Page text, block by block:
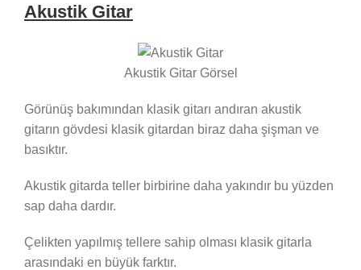
Akustik Gitar
Akustik Gitar Görsel
Görünüş bakımından klasik gitarı andıran akustik
gitarın gövdesi klasik gitardan biraz daha şişman ve
basıktır.
Akustik gitarda teller birbirine daha yakındır bu yüzden
sap daha dardır.
Çelikten yapılmış tellere sahip olması klasik gitarla
arasındaki en büyük farktır.